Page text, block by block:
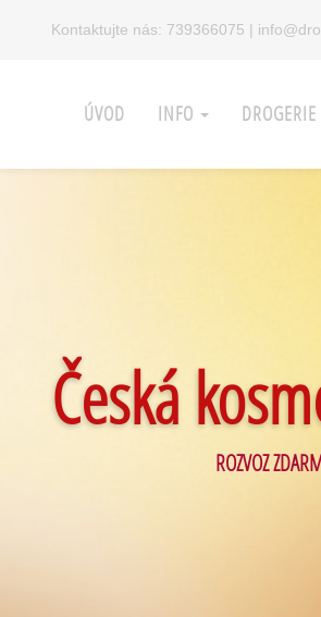
Kontaktujte nás: 739366075 |
ÚVOD INFO DROGERIE
Česká
ROZVOZ